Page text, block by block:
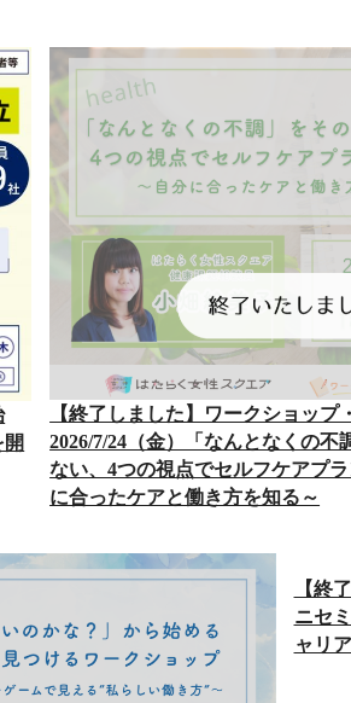
【終了しました】ワークショップ
2026/7/24（金）「なんとなくの不
ない、4つの視点でセルフケアプ
に合ったケアと働き方を知る～
【終
ニセ
ャリ